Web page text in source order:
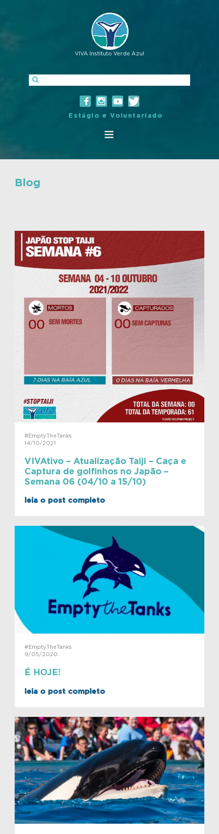
VIVA Instituto Verde Azul
Estágio e Voluntariado
Blog
#EmptyTheTanks
14/10/2021
VIVAtivo – Atualização Taiji – Caça e
Captura de golfinhos no Japão –
Semana 06 (04/10 a 15/10)
leia o post completo
#EmptyTheTanks
9/05/2020
É HOJE!
leia o post completo